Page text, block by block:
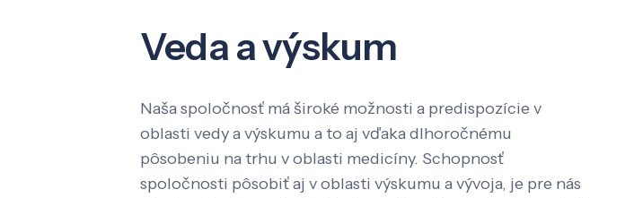
Veda a výskum
Naša spoločnosť má široké možnosti a predispozície v
oblasti vedy a výskumu a to aj vďaka dlhoročnému
pôsobeniu na trhu v oblasti medicíny. Schopnosť
spoločnosti pôsobiť aj v oblasti výskumu a vývoja, je pre nás